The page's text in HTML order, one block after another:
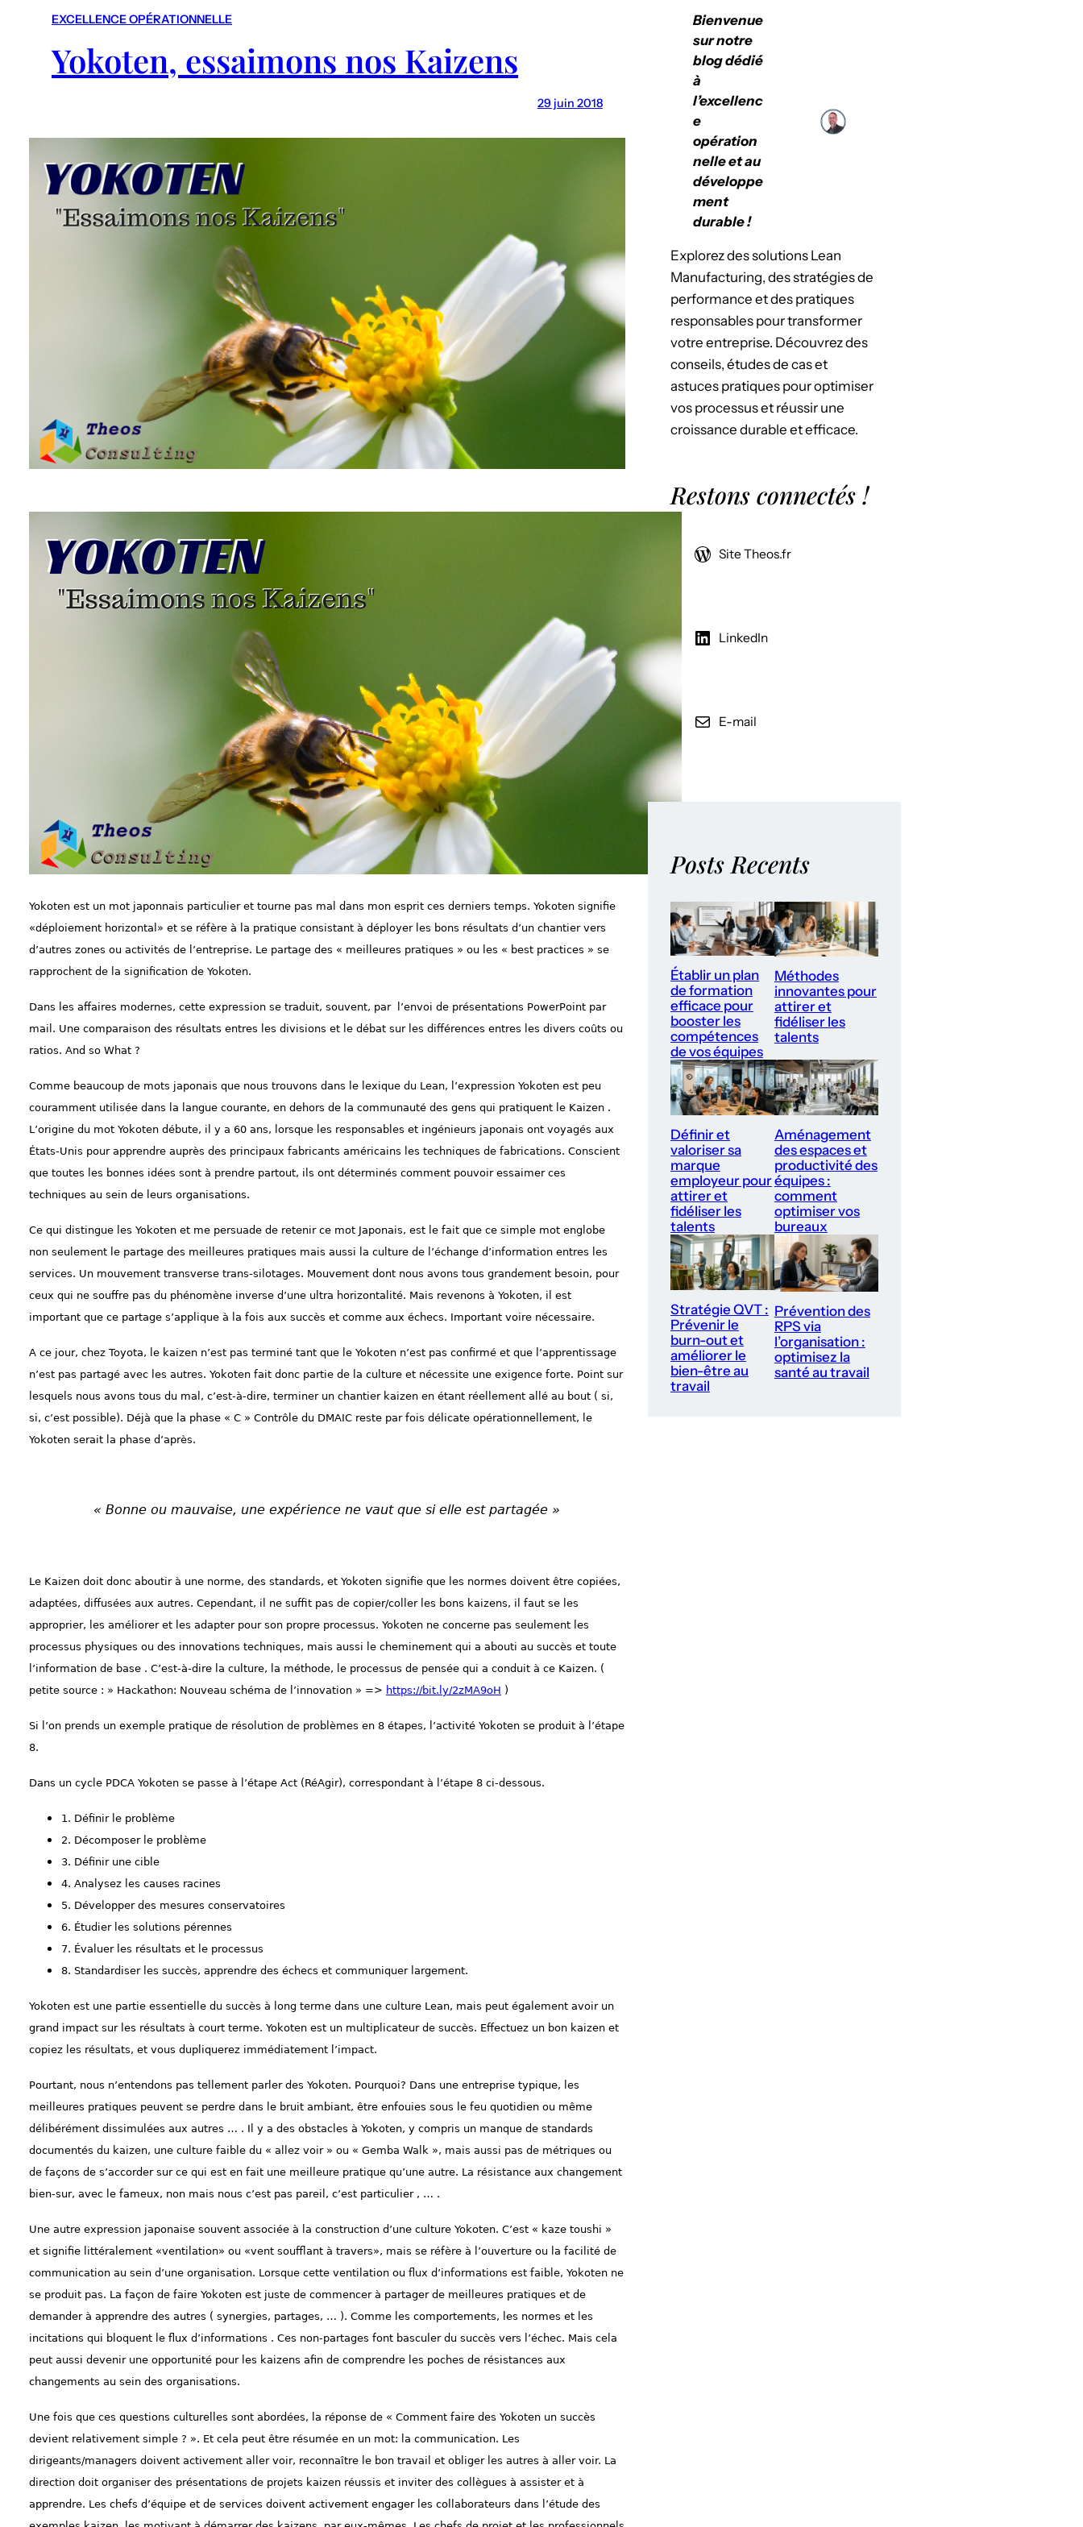
EXCELLENCE OPÉRATIONNELLE
Yokoten, essaimons nos Kaizens
29 juin 2018
Yokoten est un mot japonnais particulier et tourne pas mal dans mon esprit ces derniers temps. Yokoten signifie
«déploiement horizontal» et se réfère à la pratique consistant à déployer les bons résultats d’un chantier vers
d’autres zones ou activités de l’entreprise. Le partage des « meilleures pratiques » ou les « best practices » se
rapprochent de la signification de Yokoten.
Dans les affaires modernes, cette expression se traduit, souvent, par l’envoi de présentations PowerPoint par
mail. Une comparaison des résultats entres les divisions et le débat sur les différences entres les divers coûts ou
ratios. And so What ?
Comme beaucoup de mots japonais que nous trouvons dans le lexique du Lean, l’expression Yokoten est peu
couramment utilisée dans la langue courante, en dehors de la communauté des gens qui pratiquent le Kaizen .
L’origine du mot Yokoten débute, il y a 60 ans, lorsque les responsables et ingénieurs japonais ont voyagés aux
États-Unis pour apprendre auprès des principaux fabricants américains les techniques de fabrications. Conscient
que toutes les bonnes idées sont à prendre partout, ils ont déterminés comment pouvoir essaimer ces
techniques au sein de leurs organisations.
Ce qui distingue les Yokoten et me persuade de retenir ce mot Japonais, est le fait que ce simple mot englobe
non seulement le partage des meilleures pratiques mais aussi la culture de l’échange d’information entres les
services. Un mouvement transverse trans-silotages. Mouvement dont nous avons tous grandement besoin, pour
ceux qui ne souffre pas du phénomène inverse d’une ultra horizontalité. Mais revenons à Yokoten, il est
important que ce partage s’applique à la fois aux succès et comme aux échecs. Important voire nécessaire.
A ce jour, chez Toyota, le kaizen n’est pas terminé tant que le Yokoten n’est pas confirmé et que l’apprentissage
n’est pas partagé avec les autres. Yokoten fait donc partie de la culture et nécessite une exigence forte. Point sur
lesquels nous avons tous du mal, c’est-à-dire, terminer un chantier kaizen en étant réellement allé au bout ( si,
si, c’est possible). Déjà que la phase « C » Contrôle du DMAIC reste par fois délicate opérationnellement, le
Yokoten serait la phase d’après.
« Bonne ou mauvaise, une expérience ne vaut que si elle est partagée »
Le Kaizen doit donc aboutir à une norme, des standards, et Yokoten signifie que les normes doivent être copiées,
adaptées, diffusées aux autres. Cependant, il ne suffit pas de copier/coller les bons kaizens, il faut se les
approprier, les améliorer et les adapter pour son propre processus. Yokoten ne concerne pas seulement les
processus physiques ou des innovations techniques, mais aussi le cheminement qui a abouti au succès et toute
l’information de base . C’est-à-dire la culture, la méthode, le processus de pensée qui a conduit à ce Kaizen. (
petite source : » Hackathon: Nouveau schéma de l’innovation » => https://bit.ly/2zMA9oH )
Si l’on prends un exemple pratique de résolution de problèmes en 8 étapes, l’activité Yokoten se produit à l’étape
8.
Dans un cycle PDCA Yokoten se passe à l’étape Act (RéAgir), correspondant à l’étape 8 ci-dessous.
1. Définir le problème
2. Décomposer le problème
3. Définir une cible
4. Analysez les causes racines
5. Développer des mesures conservatoires
6. Étudier les solutions pérennes
7. Évaluer les résultats et le processus
8. Standardiser les succès, apprendre des échecs et communiquer largement.
Yokoten est une partie essentielle du succès à long terme dans une culture Lean, mais peut également avoir un
grand impact sur les résultats à court terme. Yokoten est un multiplicateur de succès. Effectuez un bon kaizen et
copiez les résultats, et vous dupliquerez immédiatement l’impact.
Pourtant, nous n’entendons pas tellement parler des Yokoten. Pourquoi? Dans une entreprise typique, les
meilleures pratiques peuvent se perdre dans le bruit ambiant, être enfouies sous le feu quotidien ou même
délibérément dissimulées aux autres … . Il y a des obstacles à Yokoten, y compris un manque de standards
documentés du kaizen, une culture faible du « allez voir » ou « Gemba Walk », mais aussi pas de métriques ou
de façons de s’accorder sur ce qui est en fait une meilleure pratique qu’une autre. La résistance aux changement
bien-sur, avec le fameux, non mais nous c’est pas pareil, c’est particulier , … .
Une autre expression japonaise souvent associée à la construction d’une culture Yokoten. C’est « kaze toushi »
et signifie littéralement «ventilation» ou «vent soufflant à travers», mais se réfère à l’ouverture ou la facilité de
communication au sein d’une organisation. Lorsque cette ventilation ou flux d’informations est faible, Yokoten ne
se produit pas. La façon de faire Yokoten est juste de commencer à partager de meilleures pratiques et de
demander à apprendre des autres ( synergies, partages, … ). Comme les comportements, les normes et les
incitations qui bloquent le flux d’informations . Ces non-partages font basculer du succès vers l’échec. Mais cela
peut aussi devenir une opportunité pour les kaizens afin de comprendre les poches de résistances aux
changements au sein des organisations.
Une fois que ces questions culturelles sont abordées, la réponse de « Comment faire des Yokoten un succès
devient relativement simple ? ». Et cela peut être résumée en un mot: la communication. Les
dirigeants/managers doivent activement aller voir, reconnaître le bon travail et obliger les autres à aller voir. La
direction doit organiser des présentations de projets kaizen réussis et inviter des collègues à assister et à
apprendre. Les chefs d’équipe et de services doivent activement engager les collaborateurs dans l’étude des
Bienvenue
sur notre
blog dédié
à
l’excellenc
e
opération
nelle et au
développe
ment
durable !
Explorez des solutions Lean
Manufacturing, des stratégies de
performance et des pratiques
responsables pour transformer
votre entreprise. Découvrez des
conseils, études de cas et
astuces pratiques pour optimiser
vos processus et réussir une
croissance durable et efficace.
Restons connectés !
Site Theos.fr
LinkedIn
E-mail
Posts Recents
Établir un plan
de formation
efficace pour
booster les
compétences
de vos équipes
Méthodes
innovantes pour
attirer et
fidéliser les
talents
Définir et
valoriser sa
marque
employeur pour
attirer et
fidéliser les
talents
Aménagement
des espaces et
productivité des
équipes :
comment
optimiser vos
bureaux
Stratégie QVT :
Prévenir le
burn-out et
améliorer le
bien-être au
travail
Prévention des
RPS via
l’organisation :
optimisez la
santé au travail